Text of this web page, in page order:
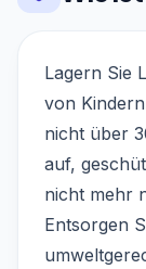
Lagern Sie
von
nicht über
auf,
nicht mehr
Entsorgen